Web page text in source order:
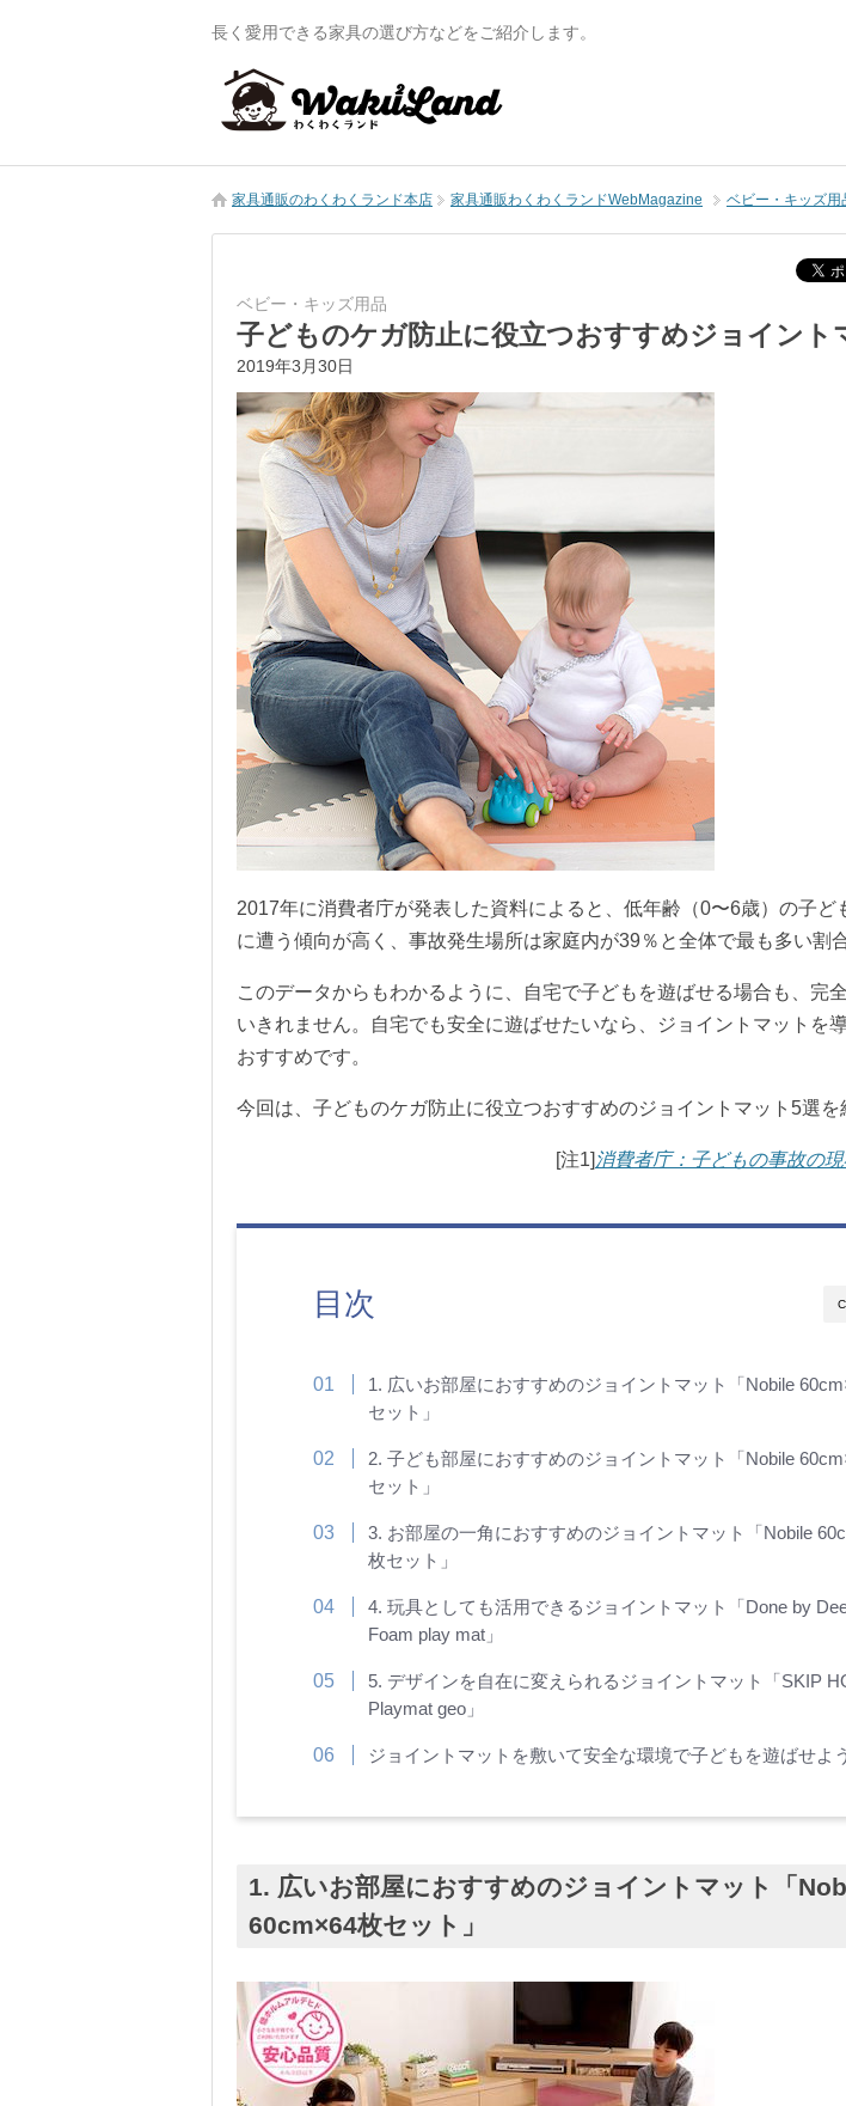
長く愛用できる家具の選び方などをご紹介します。
家具通販のわくわくランド本店 家具通販わくわくランドWebMagazine ベビー・キッズ用
ベビー・キッズ用品
子どものケガ防止に役立つおすすめジョイント
2019年3月30日
2017年に消費者庁が発表した資料によると、低年齢（0〜6歳）の子ど
に遭う傾向が高く、事故発生場所は家庭内が39％と全体で最も多い割
このデータからもわかるように、自宅で子どもを遊ばせる場合も、完
いきれません。自宅でも安全に遊ばせたいなら、ジョイントマットを
おすすめです。
今回は、子どものケガ防止に役立つおすすめのジョイントマット5選を
[注1] 消費者庁：子どもの事故の
目次
1. 広いお部屋におすすめのジョイントマット「Nobile
セット」
2. 子ども部屋におすすめのジョイントマット「Nobile
セット」
3. お部屋の一角におすすめのジョイントマット「Nobile
枚セット」
4. 玩具としても活用できるジョイントマット「Done by
Foam play mat」
5. デザインを自在に変えられるジョイントマット「SKIP
Playmat geo」
ジョイントマットを敷いて安全な環境で子どもを遊ばせよう
1. 広いお部屋におすすめのジョイントマット「
60cm×64枚セット」